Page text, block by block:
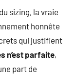
sizing, la vraie
honnête
qui justifient
n’est parfaite,
part de